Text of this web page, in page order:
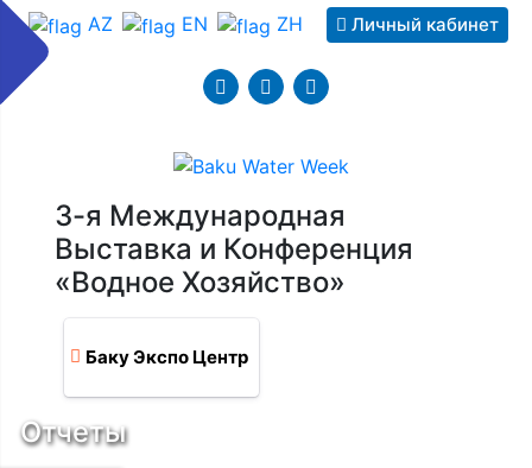
AZ EN ZH Личный кабинет
3-я Международная
Выставка и Конференция
«Водное Хозяйство»
Баку Экспо Центр
Отчеты